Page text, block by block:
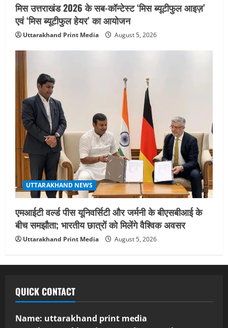
मिस उत्तराखंड 2026 के सब-कॉन्टेस्ट ‘मिस ब्यूटीफुल आइज़’
एवं ‘मिस ब्यूटीफुल हेयर’ का आयोजन
Uttarakhand Print Media August 5, 2026
UTTARAKHAND NEWS
एमआईटी वर्ल्ड पीस यूनिवर्सिटी और जर्मनी के बीएसबीआई के
बीच समझौता; भारतीय छात्रों को मिलेंगे वैश्विक अवसर
Uttarakhand Print Media August 5, 2026
QUICK CONTACT
Name: uttarakhand print media